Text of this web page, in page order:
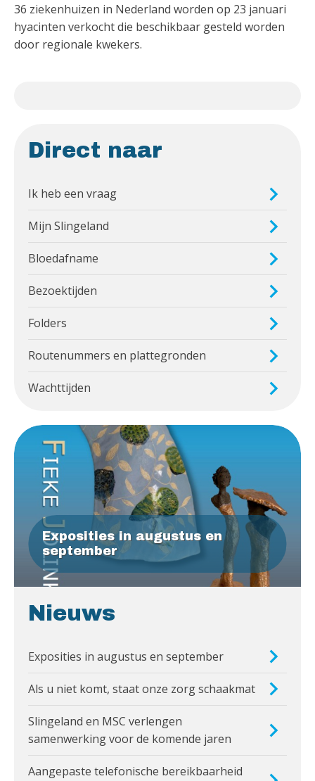
36 ziekenhuizen in Nederland worden op 23 januari
hyacinten verkocht die beschikbaar gesteld worden
door regionale kwekers.
Direct naar
Ik heb een vraag
Mijn Slingeland
Bloedafname
Bezoektijden
Folders
Routenummers en plattegronden
Wachttijden
Exposities in augustus en
september
Nieuws
Exposities in augustus en september
Als u niet komt, staat onze zorg schaakmat
Slingeland en MSC verlengen
samenwerking voor de komende jaren
Aangepaste telefonische bereikbaarheid